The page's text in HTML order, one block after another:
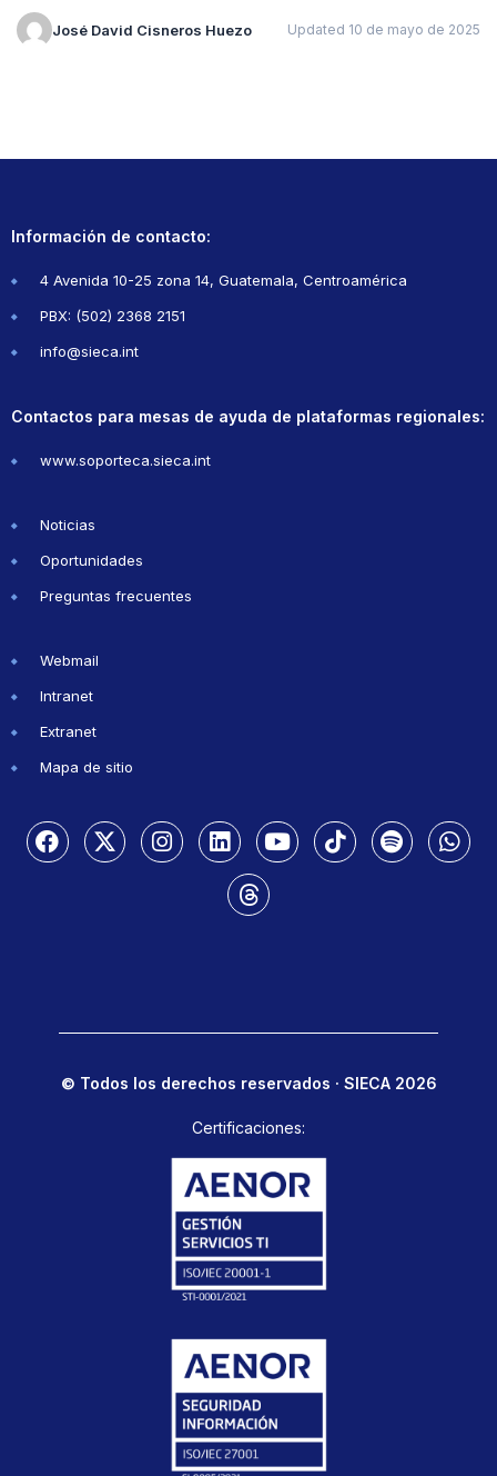
José David Cisneros Huezo Updated 10 de mayo de 2025
Información de contacto:
4 Avenida 10-25 zona 14, Guatemala, Centroamérica
PBX: (502) 2368 2151
info@sieca.int
Contactos para mesas de ayuda de plataformas regionales:
www.soporteca.sieca.int
Noticias
Oportunidades
Preguntas frecuentes
Webmail
Intranet
Extranet
Mapa de sitio
© Todos los derechos reservados · SIECA 2026
Certificaciones: